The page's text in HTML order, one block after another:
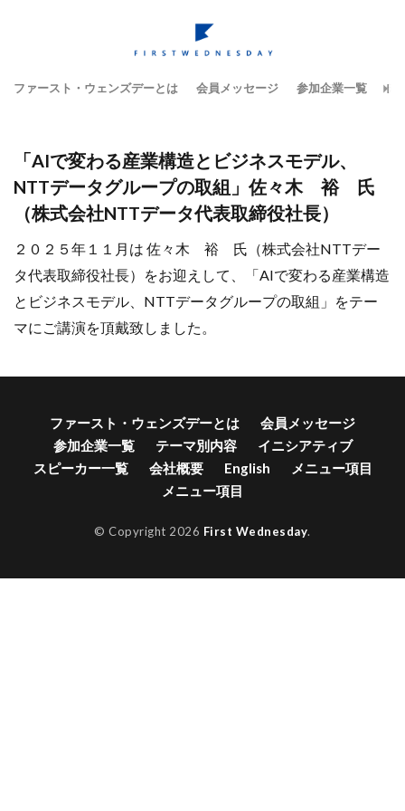
ファースト・ウェンズデーとは 会員メッセージ 参加企業一覧 テ
「AIで変わる産業構造とビジネスモデル、
NTTデータグループの取組」佐々木 裕 氏
（株式会社NTTデータ代表取締役社長）
２０２５年１１月は 佐々木 裕 氏（株式会社NTTデー
タ代表取締役社長）をお迎えして、「AIで変わる産業構造
とビジネスモデル、NTTデータグループの取組」をテー
マにご講演を頂戴致しました。
ファースト・ウェンズデーとは
会員メッセージ
参加企業一覧
テーマ別内容
イニシアティブ
スピーカー一覧
会社概要 English
メニュー項目
メニュー項目
© Copyright 2026 First Wednesday.